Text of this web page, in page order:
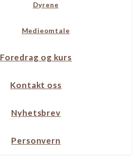
Dyrene
Medieomtale
Foredrag og kurs
Kontakt oss
Nyhetsbrev
Personvern